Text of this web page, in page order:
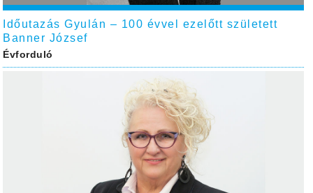
Időutazás Gyulán – 100 évvel ezelőtt született
Banner József
Évforduló